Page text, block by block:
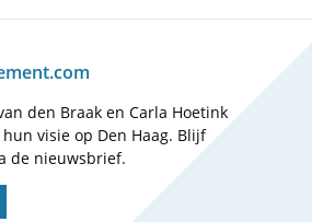
den Braak en Carla Hoetink
hun visie op Den Haag. Blijf
de nieuwsbrief.